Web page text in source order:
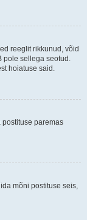
reeglit rikkunud, võid
pole sellega seotud.
hoiatuse said.
paremas
mõni postituse seis,